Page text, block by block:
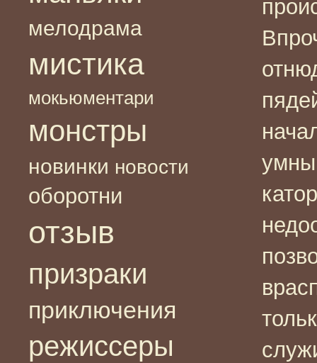
мелодрама
мистика
мокьюментари
монстры
новинки новости
оборотни
отзыв
призраки
приключения
режиссеры